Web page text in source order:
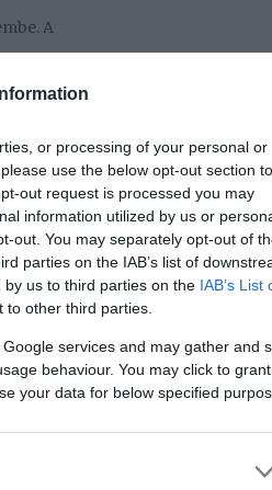
or processing of your personal or
use the below opt-out section to
out request is processed you may
information utilized by us or
out. You may separately opt-out of
parties on the IAB’s list of
us to third parties on the IAB’s List
other third parties.
services and may gather and
behaviour. You may click to
your data for below specified
A
férfi is táncol
A
egy szexi
táncol a
fogom fel az
ki merem
– jelentette ki
például
visszajön,
várjuk a
újabb